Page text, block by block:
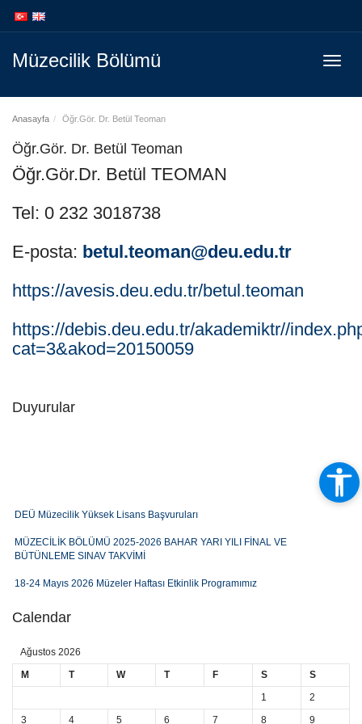
atla
atla
Müzecilik Bölümü
Anasayfa Öğr.Gör. Dr. Betül Teoman
Öğr.Gör. Dr. Betül Teoman
Öğr.Gör.Dr. Betül TEOMAN
Tel: 0 232 3018738
E-posta: betul.teoman@deu.edu.tr
https://avesis.deu.edu.tr/betul.teoman
https://debis.deu.edu.tr/akademiktr//
cat=3&akod=20150059
Duyurular
DEÜ Müzecilik Yüksek Lisans Başvuruları
MÜZECİLİK BÖLÜMÜ 2025-2026 BAHAR YARI YILI FİNAL VE
BÜTÜNLEME SINAV TAKVİMİ
18-24 Mayıs 2026 Müzeler Haftası Etkinlik Programımız
Müzecilik Bölümü 2025-2026 Bahar Dönemi Ders Programı
MÜZECİLİK BÖLÜMÜ 2025-2026 BAHAR YARI YILI ARA SINAV SINAV
TAKVİMİ
Calendar
Ağustos 2026
M
T W T F S
S
1
2
3
4 5 6 7 8 9